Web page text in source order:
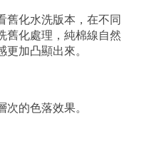
舊化水洗版本，在不同
舊化處理，純棉線自然
更加凸顯出來。
的色落效果。